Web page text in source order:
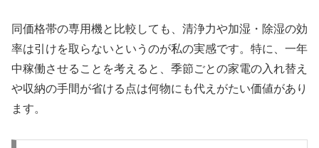
同価格帯の専用機と比較しても、清浄力や加湿・除湿の効
率は引けを取らないというのが私の実感です。特に、一年
中稼働させることを考えると、季節ごとの家電の入れ替え
や収納の手間が省ける点は何物にも代えがたい価値があり
ます。